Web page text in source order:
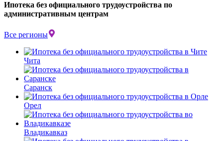
Ипотека без официального трудоустройства по
административным центрам
Все регионы
Чита
Саранск
Орел
Владикавказ